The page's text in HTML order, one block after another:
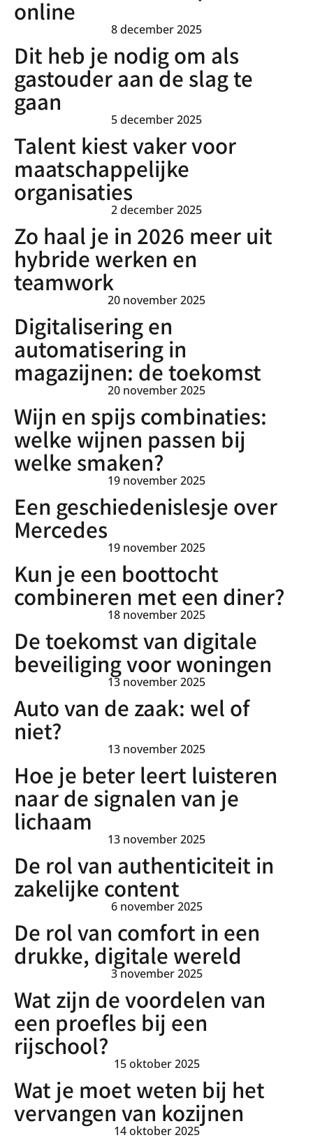
online
8 december 2025
Dit heb je nodig om als
gastouder aan de slag te
gaan
5 december 2025
Talent kiest vaker voor
maatschappelijke
organisaties
2 december 2025
Zo haal je in 2026 meer uit
hybride werken en
teamwork
20 november 2025
Digitalisering en
automatisering in
magazijnen: de toekomst
20 november 2025
Wijn en spijs combinaties:
welke wijnen passen bij
welke smaken?
19 november 2025
Een geschiedenislesje over
Mercedes
19 november 2025
Kun je een boottocht
combineren met een diner?
18 november 2025
De toekomst van digitale
beveiliging voor woningen
13 november 2025
Auto van de zaak: wel of
niet?
13 november 2025
Hoe je beter leert luisteren
naar de signalen van je
lichaam
13 november 2025
De rol van authenticiteit in
zakelijke content
6 november 2025
De rol van comfort in een
drukke, digitale wereld
3 november 2025
Wat zijn de voordelen van
een proefles bij een
rijschool?
15 oktober 2025
Wat je moet weten bij het
vervangen van kozijnen
14 oktober 2025